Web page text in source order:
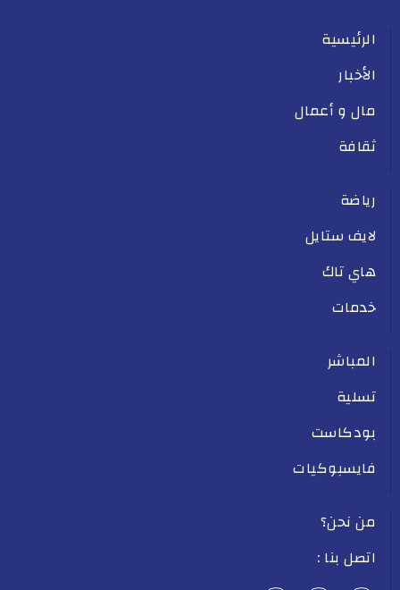
الرئيسية
الأخبار
مال و أعمال
ثقافة
رياضة
لايف ستايل
هاي تاك
خدمات
المباشر
تسلية
بودكاست
فايسبوكيات
من نحن؟
اتصل بنا :